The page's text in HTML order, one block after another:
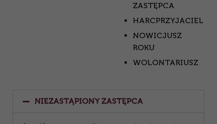
ZASTĘPCA
HARCPRZYJACIEL
NOWICJUSZ
ROKU
WOLONTARIUSZ
NIEZASTĄPIONY ZASTĘPCA